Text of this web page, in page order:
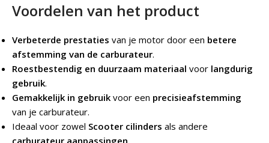
Voordelen van het product
Verbeterde prestaties van je motor door een betere
afstemming van de carburateur.
Roestbestendig en duurzaam materiaal voor langdurig
gebruik.
Gemakkelijk in gebruik voor een precisieafstemming
van je carburateur.
Ideaal voor zowel Scooter cilinders als andere